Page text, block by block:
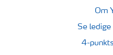
Om
Se
4-